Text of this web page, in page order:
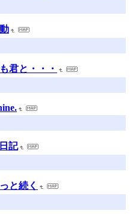
君と・・・
記
と続く